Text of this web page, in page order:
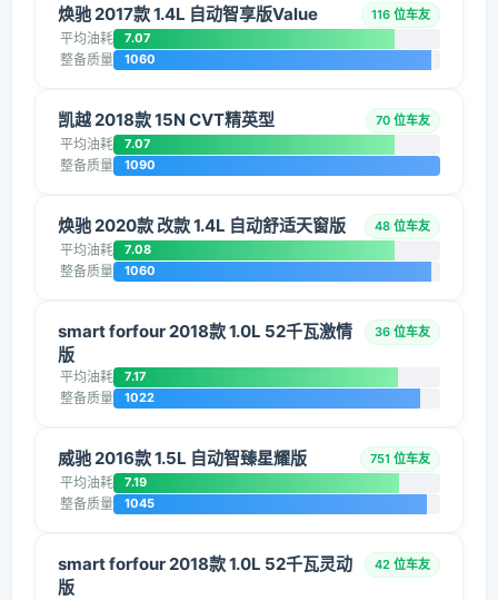
焕驰 2017款 1.4L 自动智享版Value 116 位车友
平均油耗 7.07
整备质量 1060
凯越 2018款 15N CVT精英型 70 位车友
平均油耗 7.07
整备质量 1090
焕驰 2020款 改款 1.4L 自动舒适天窗版 48 位车友
平均油耗 7.08
整备质量 1060
smart forfour 2018款 1.0L 52千瓦激情
版
36 位车友
平均油耗 7.17
整备质量 1022
威驰 2016款 1.5L 自动智臻星耀版 751 位车友
平均油耗 7.19
整备质量 1045
smart forfour 2018款 1.0L 52千瓦灵动
版
42 位车友